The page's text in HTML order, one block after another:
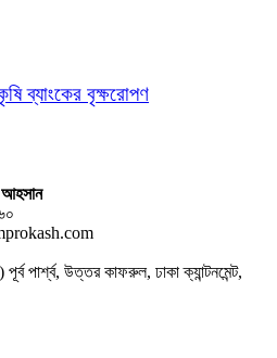
ব্যাংকের বৃক্ষরোপণ
পার্শ্ব, উত্তর কাফরুল, ঢাকা ক্যান্টনমেন্ট,